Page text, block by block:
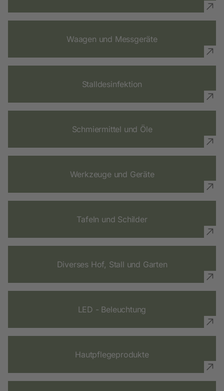
Waagen und Messgeräte
Stalldesinfektion
Schmiermittel und Öle
Werkzeuge und Geräte
Tafeln und Schilder
Diverses Hof, Stall und Garten
LED - Beleuchtung
Hautpflegeprodukte